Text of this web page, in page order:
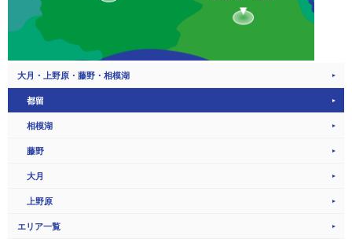
大月・上野原・藤野・相模湖
都留
相模湖
藤野
大月
上野原
エリア一覧